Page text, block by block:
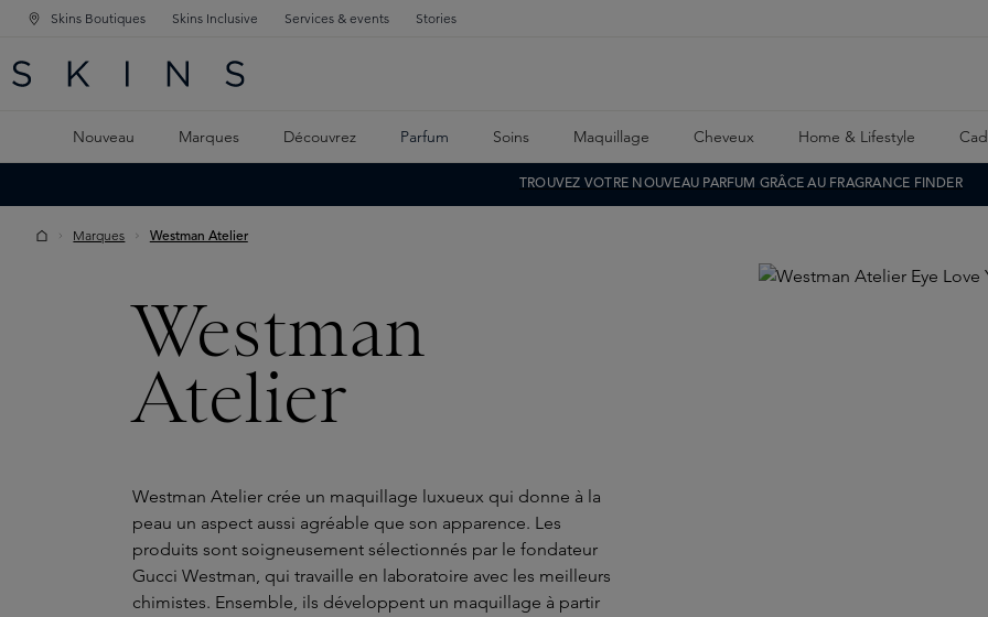
PRINCIPALE
CONTENU PRINCIPAL
Skins Boutiques Skins Inclusive Services & events Stories
Nouveau Marques Découvrez Parfum Soins Maquillage Cheveux Home & Lifestyle
TROUVEZ VOTRE NOUVEAU PARFUM GRÂCE AU FRAGRANCE FINDER
Marques Westman Atelier
Westman
Atelier
Westman Atelier crée un maquillage luxueux qui donne à la
peau un aspect aussi agréable que son apparence. Les
produits sont soigneusement sélectionnés par le fondateur
Gucci Westman, qui travaille en laboratoire avec les meilleurs
chimistes. Ensemble, ils développent un maquillage à partir